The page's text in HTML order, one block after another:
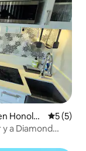
Honolul
5 (5)
y a Diamond